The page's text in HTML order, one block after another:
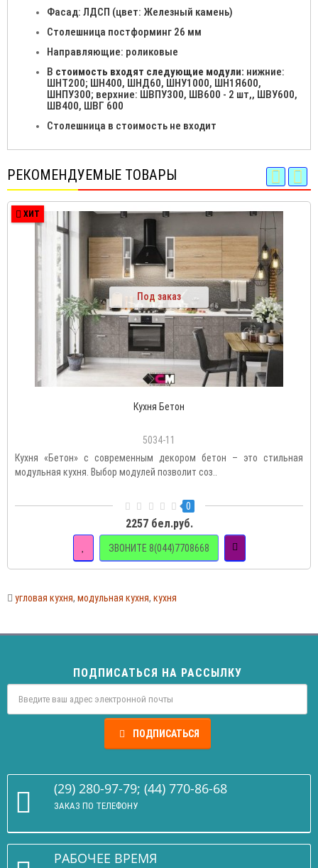
Фасад: ЛДСП (цвет: Железный камень)
Столешница постформинг 26 мм
Направляющие: роликовые
В стоимость входят следующие модули: нижние:
ШНТ200; ШН400, ШНД60, ШНУ1000, ШН1Я600,
ШНПУ300; верхние: ШВПУ300, ШВ600 - 2 шт,, ШВУ600,
ШВ400, ШВГ 600
Столешница в стоимость не входит
РЕКОМЕНДУЕМЫЕ ТОВАРЫ
ХИТ
Под заказ
Кухня Бетон
5034-11
Кухня «Бетон» с современным декором бетон – это стильная
модульная кухня. Выбор модулей позволит соз..
0
2257 бел.руб.
ЗВОНИТЕ 8(044)7708668
угловая кухня, модульная кухня, кухня
ПОДПИСАТЬСЯ НА РАССЫЛКУ
ПОДПИСАТЬСЯ
(29) 280-97-79; (44) 770-86-68
ЗАКАЗ ПО ТЕЛЕФОНУ
РАБОЧЕЕ ВРЕМЯ